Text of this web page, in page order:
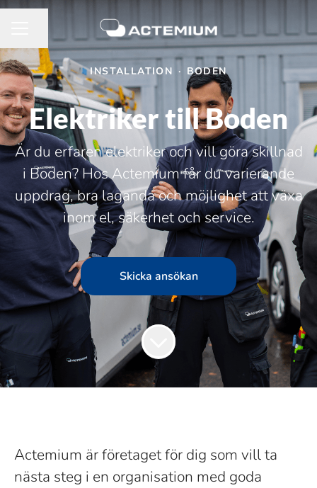
Dela sidan
INSTALLATION · BODEN
Elektriker till Boden
Är du erfaren elektriker och vill göra skillnad
i Boden? Hos Actemium får du varierande
uppdrag, bra laganda och möjlighet att växa
inom el, säkerhet och service.
Skicka ansökan
Actemium är företaget för dig som vill ta
nästa steg i en organisation med goda